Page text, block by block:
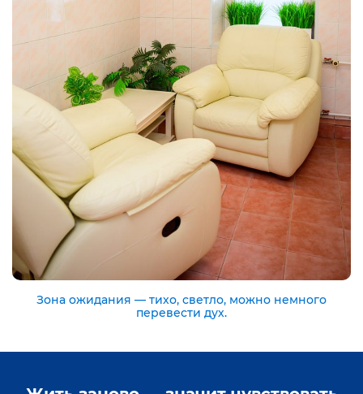
Зона ожидания — тихо, светло, можно немного
перевести дух.